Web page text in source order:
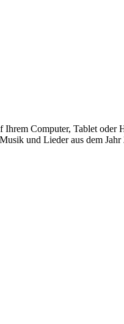
Computer, Tablet
und Lieder aus dem